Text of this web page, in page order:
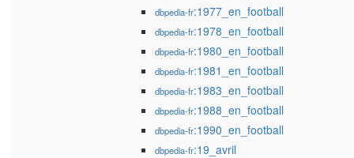
dbpedia-fr:1977_en_football
dbpedia-fr:1978_en_football
dbpedia-fr:1980_en_football
dbpedia-fr:1981_en_football
dbpedia-fr:1983_en_football
dbpedia-fr:1988_en_football
dbpedia-fr:1990_en_football
dbpedia-fr:19_avril